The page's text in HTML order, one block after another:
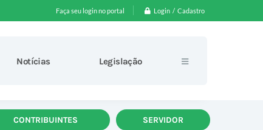
Faça seu login no portal Login / Cadastro
Notícias Legislação
CONTRIBUINTES SERVIDOR